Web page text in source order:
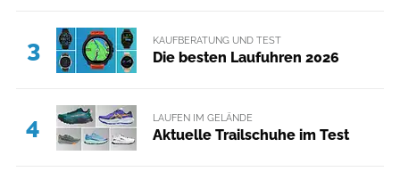
3 KAUFBERATUNG UND TEST
Die besten Laufuhren 2026
4 LAUFEN IM GELÄNDE
Aktuelle Trailschuhe im Test